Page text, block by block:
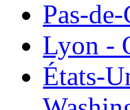
Pas-
Lyon -
États-